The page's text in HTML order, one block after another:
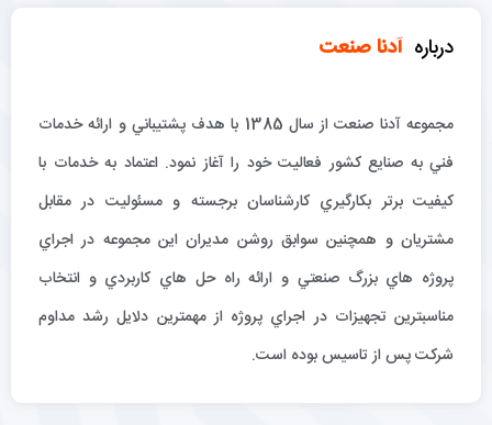
درباره آدنا صنعت
مجموعه آدنا صنعت از سال 1385 با هدف پشتيباني و ارائه خدمات
فني به صنايع كشور فعاليت خود را آغاز نمود. اعتماد به خدمات با
كيفيت برتر بكارگيري كارشناسان برجسته و مسئوليت در مقابل
مشتريان و همچنين سوابق روشن مديران اين مجموعه در اجراي
پروژه هاي بزرگ صنعتي و ارائه راه حل هاي كاربردي و انتخاب
مناسبترين تجهيزات در اجراي پروژه از مهمترين دلايل رشد مداوم
شركت پس از تاسيس بوده است.